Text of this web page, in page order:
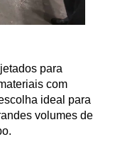
para
com
ideal para
volumes de